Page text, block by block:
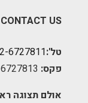
CONTACT US
טל':6727811
פקס:
אולם תצוגה